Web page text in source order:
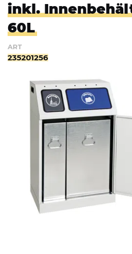
inkl.
60L
ART
235201256